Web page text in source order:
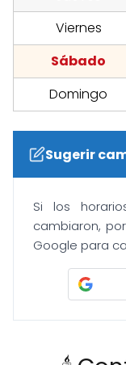
Viernes
Sábado
Domingo
Sugerir
Si los
cambiaron,
Google para